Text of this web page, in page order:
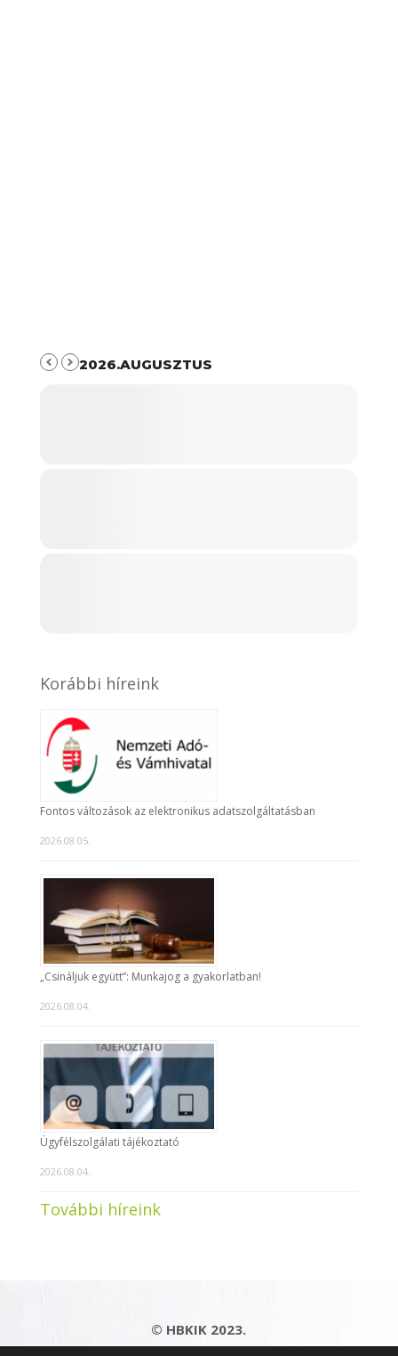
2026.AUGUSZTUS
Korábbi híreink
Fontos változások az elektronikus adatszolgáltatásban
2026.08.05.
„Csináljuk együtt”: Munkajog a gyakorlatban!
2026.08.04.
Ügyfélszolgálati tájékoztató
2026.08.04.
További híreink
© HBKIK 2023.
Adatkezelési tájékoztató|Impresszum|